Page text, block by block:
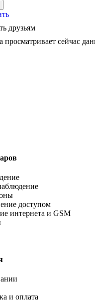
друзьям
просматривает сейчас
доступом
интернета и GSM
и оплата